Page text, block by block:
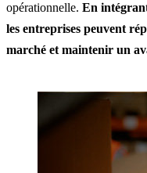
opérationnelle. En
les entreprises peuvent
marché et maintenir un